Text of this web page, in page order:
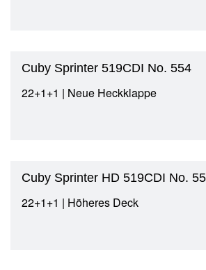
Cuby Sprinter 519CDI No. 554
22+1+1 | Neue Heckklappe
Cuby Sprinter HD 519CDI No.
22+1+1 | Höheres Deck